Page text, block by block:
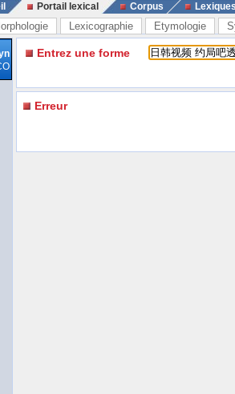
Portail lexical Corpus
Lexicographie Etymologie
Entrez une forme
Erreur